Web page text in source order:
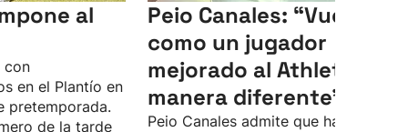
al
con
en el Plantío en
pretemporada.
de la tarde
Peio Canales: “Vuelvo
como un jugador
mejorado al Athletic, de
manera diferente”
Peio Canales admite que ha pasado